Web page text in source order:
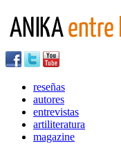
reseñas
autores
entrevistas
artiliteratura
magazine